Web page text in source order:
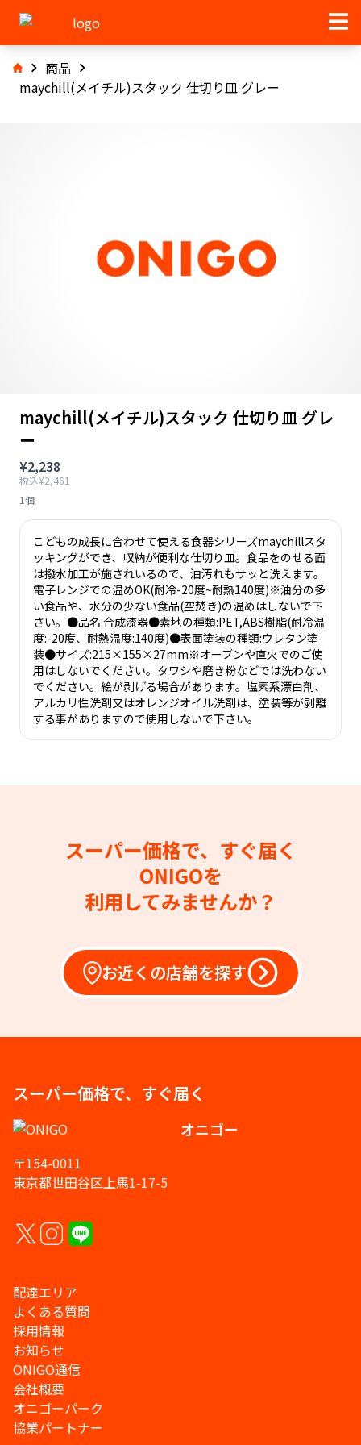
商品
maychill(メイチル)スタック 仕切り皿 グレー
maychill(メイチル)スタック 仕切り皿 グレ
ー
¥2,238
税込¥2,461
1個
こどもの成長に合わせて使える食器シリーズmaychillスタ
ッキングができ、収納が便利な仕切り皿。食品をのせる面
は撥水加工が施されいるので、油汚れもサッと洗えます。
電子レンジでの温めOK(耐冷-20度~耐熱140度)※油分の多
い食品や、水分の少ない食品(空焚き)の温めはしないで下
さい。●品名:合成漆器●素地の種類:PET,ABS樹脂(耐冷温
度:-20度、耐熱温度:140度)●表面塗装の種類:ウレタン塗
装●サイズ:215×155×27mm※オーブンや直火でのご使
用はしないでください。タワシや磨き粉などでは洗わない
でください。絵が剥げる場合があります。塩素系漂白剤、
アルカリ性洗剤又はオレンジオイル洗剤は、塗装等が剥離
する事がありますので使用しないで下さい。
スーパー価格で、すぐ届く
ONIGOを
利用してみませんか？
お近くの店舗を探す
スーパー価格で、すぐ届く
オニゴー
〒154-0011
東京都世田谷区上馬1-17-5
配達エリア
よくある質問
採用情報
お知らせ
ONIGO通信
会社概要
オニゴーパーク
協業パートナー